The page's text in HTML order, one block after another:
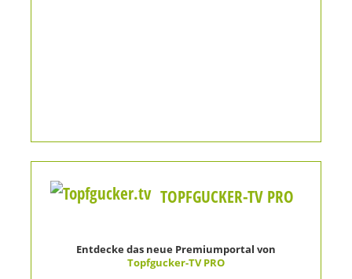
TOPFGUCKER-TV PRO
Entdecke das neue Premiumportal von
Topfgucker-TV PRO